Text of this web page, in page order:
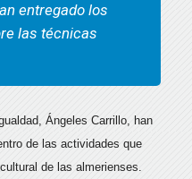
entregado los
las técnicas
Ángeles Carrillo, han
de las actividades que
de las almerienses.